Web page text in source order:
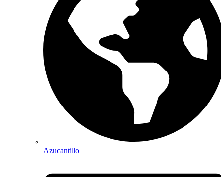
Azucantillo